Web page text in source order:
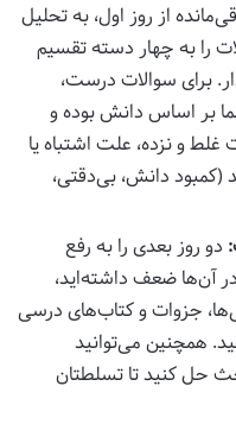
از روز اول، به تحلیل
را به چهار دسته تقسیم
برای سوالات درست،
بر اساس دانش بوده و
و نزده، علت اشتباه یا
(کمبود دانش، بی‌دقتی،
دو روز بعدی را به رفع
آن‌ها ضعف داشته‌اید،
جزوات و کتاب‌های درسی
همچنین می‌توانید
حل کنید تا تسلطتان